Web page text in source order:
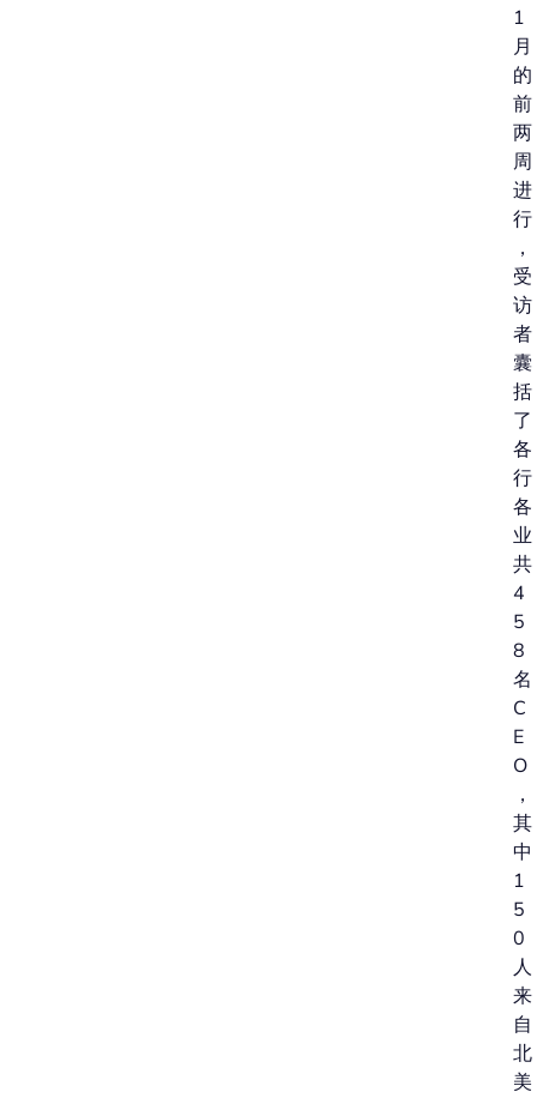
1
月
的
前
两
周
进
行
，
受
访
者
囊
括
了
各
行
各
业
共
4
5
8
名
C
E
O
，
其
中
1
5
0
人
来
自
北
美